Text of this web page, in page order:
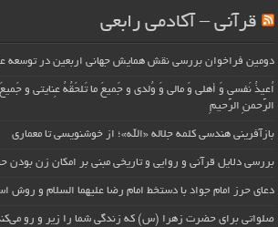
قرآنی – آکادمی رابعی
دومین فراخوان بررسی نقش همایش جهانی اربعین در توسعه
اُعیذُ نَفسی وَ أهلی وَ مالی وَ وُلدی و جَمیعَ ما تَلحَقُهُ عِنایتی و
الرَّحمنِ الرَّحیمِ
بازآفرینی هندسی کلمه جلاله «الله»؛ از خوشنویسی تا معماری
بررسی دلایل قرآنی و روایی و تاریخی مبنی بر امکان زن
دعای حرز امام جواد با دستخط امام رضا علیهما السلام و روش
صلواتی برای حضرت زهرا (س) که زندگی شما را زیر و رو